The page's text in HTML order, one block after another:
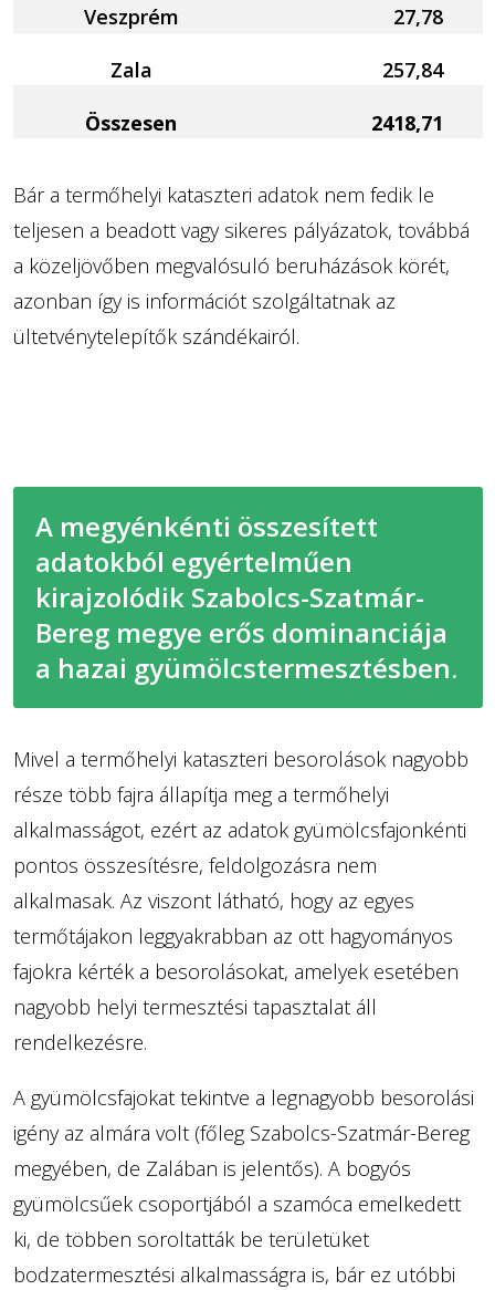
Veszprém
27,78
Zala
257,84
Összesen
2418,71
Bár a termőhelyi kataszteri adatok nem fedik le
teljesen a beadott vagy sikeres pályázatok, továbbá
a közeljövőben megvalósuló beruházások körét,
azonban így is információt szolgáltatnak az
ültetvénytelepítők szándékairól.
A megyénkénti összesített
adatokból egyértelműen
kirajzolódik Szabolcs-Szatmár-
Bereg megye erős dominanciája
a hazai gyümölcstermesztésben.
Mivel a termőhelyi kataszteri besorolások nagyobb
része több fajra állapítja meg a termőhelyi
alkalmasságot, ezért az adatok gyümölcsfajonkénti
pontos összesítésre, feldolgozásra nem
alkalmasak. Az viszont látható, hogy az egyes
termőtájakon leggyakrabban az ott hagyományos
fajokra kérték a besorolásokat, amelyek esetében
nagyobb helyi termesztési tapasztalat áll
rendelkezésre.
A gyümölcsfajokat tekintve a legnagyobb besorolási
igény az almára volt (főleg Szabolcs-Szatmár-Bereg
megyében, de Zalában is jelentős). A bogyós
gyümölcsűek csoportjából a szamóca emelkedett
ki, de többen soroltatták be területüket
bodzatermesztési alkalmasságra is, bár ez utóbbi